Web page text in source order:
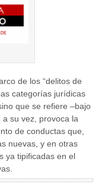
de los “delitos de
categorías jurídicas
que se refiere –bajo
su vez, provoca la
de conductas que,
nuevas, y en otras
ya tipificadas en el